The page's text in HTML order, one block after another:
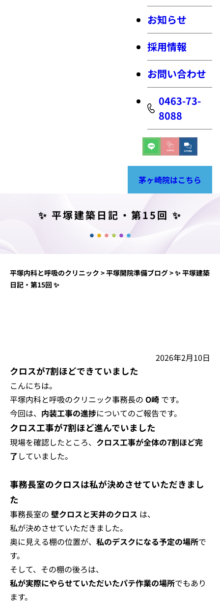
お知らせ
採用情報
お問い合わせ
0463-73-
8088
茅ヶ崎院はこちら
✨ 平塚建築日記・第15回 ✨
平塚内科と呼吸のクリニック >平塚開院準備ブログ>✨ 平塚建築
日記・第15回 ✨
2026年2月10日
クロスが7割ほどできていました
こんにちは。
平塚内科と呼吸のクリニック事務長の O崎 です。
今回は、 内装工事の進捗についてのご報告です。
クロス工事が7割ほど進んでいました
現場を確認したところ、 クロス工事が全体の7割ほど完
了していました。
事務長室のクロスは私が決めさせていただきまし
た
事務長室の 壁クロスと天井のクロス は、
私が決めさせていただきました。
奥に見える棚の位置が、 私のデスクになる予定の場所で
す。
そして、その棚の後ろは、
私が実際にやらせていただいたパテ作業の場所でもあり
ます。